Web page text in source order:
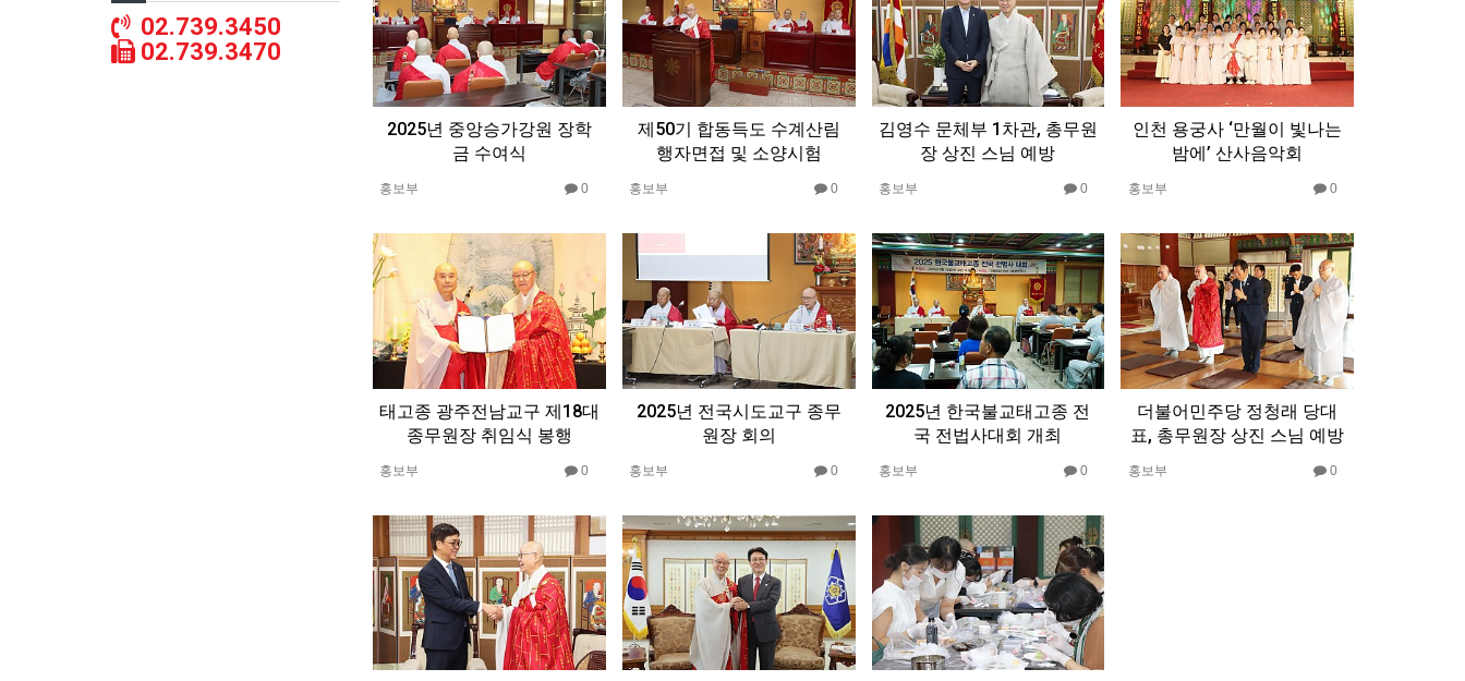
2025년 중앙승가강원 장학
금 수여식
홍보부 0
제50기 합동득도 수계산림
행자면접 및 소양시험
홍보부 0
김영수 문체부 1차관, 총무원
장 상진 스님 예방
홍보부 0
인천 용궁사 ‘만월이 빛나는
밤에’ 산사음악회
홍보부 0
태고종 광주전남교구 제18대
종무원장 취임식 봉행
홍보부 0
2025년 전국시도교구 종무
원장 회의
홍보부 0
2025년 한국불교태고종 전
국 전법사대회 개최
홍보부 0
더불어민주당 정청래 당대
표, 총무원장 상진 스님 예방
홍보부 0
02.739.3450
02.739.3470